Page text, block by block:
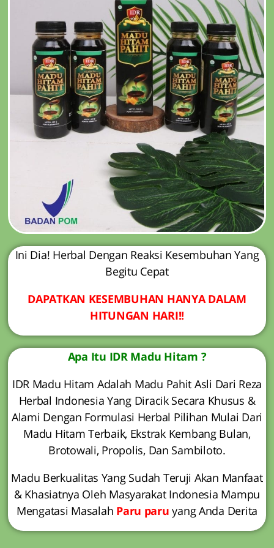
Ini Dia! Herbal Dengan Reaksi Kesembuhan Yang
Begitu Cepat
DAPATKAN KESEMBUHAN HANYA DALAM
HITUNGAN HARI!!
Apa Itu IDR Madu Hitam ?
IDR Madu Hitam Adalah Madu Pahit Asli Dari Reza
Herbal Indonesia Yang Diracik Secara Khusus &
Alami Dengan Formulasi Herbal Pilihan Mulai Dari
Madu Hitam Terbaik, Ekstrak Kembang Bulan,
Brotowali, Propolis, Dan Sambiloto.
Madu Berkualitas Yang Sudah Teruji Akan Manfaat
& Khasiatnya Oleh Masyarakat Indonesia Mampu
Mengatasi Masalah Paru paruyang Anda Derita